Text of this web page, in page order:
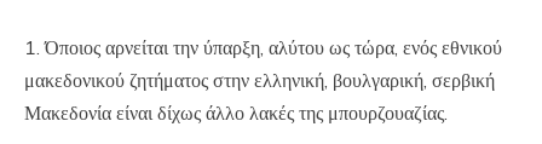
1. Όποιος αρνείται την ύπαρξη, αλύτου ως τώρα, ενός εθνικού
μακεδονικού ζητήματος στην ελληνική, βουλγαρική, σερβική
Μακεδονία είναι δίχως άλλο λακές της μπουρζουαζίας.